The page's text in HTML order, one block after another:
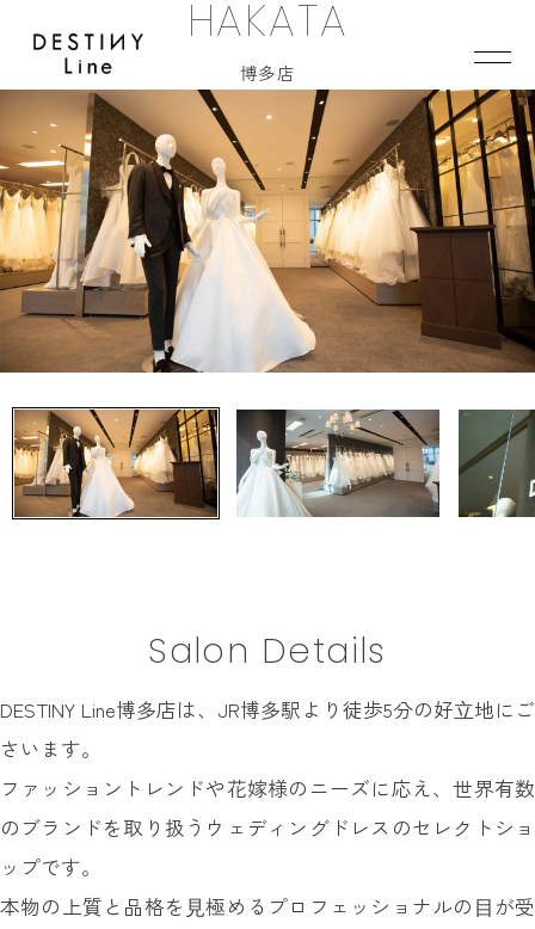
TOP
CONCEPT
COLLECTION
WEDDING DRESS
TUXEDO
BRAND
VERA WANG HAUTE
ALL BRAND
NEW DRESS
SHOP
CONTACT
RESERVATION
HAKATA
博多店
Salon Details
DESTINY Line博多店は、JR博多駅より徒歩5分の好⽴地にご
さいます。
ファッショントレンドや花嫁様のニーズに応え、世界有数
のブランドを取り扱うウェディングドレスのセレクトショ
ップです。
本物の上質と品格を⾒極めるプロフェッショナルの⽬が受